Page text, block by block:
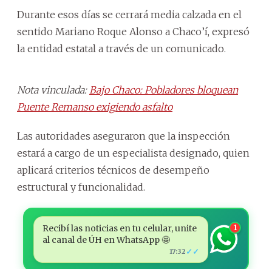
Durante esos días se cerrará media calzada en el
sentido Mariano Roque Alonso a Chaco’í, expresó
la entidad estatal a través de un comunicado.
Nota vinculada: Bajo Chaco: Pobladores bloquean
Puente Remanso exigiendo asfalto
Las autoridades aseguraron que la inspección
estará a cargo de un especialista designado, quien
aplicará criterios técnicos de desempeño
estructural y funcionalidad.
Recibí las noticias en tu celular, unite
al canal de ÚH en WhatsApp 🤩
17:32 ✓✓
1